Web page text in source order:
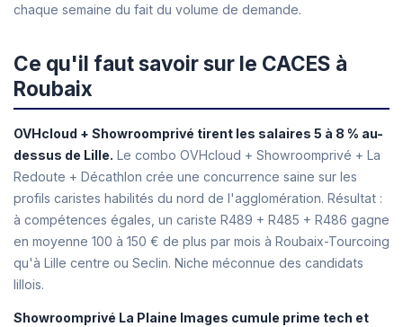
chaque semaine du fait du volume de demande.
Ce qu'il faut savoir sur le CACES à
Roubaix
OVHcloud + Showroomprivé tirent les salaires 5 à 8 % au-
dessus de Lille. Le combo OVHcloud + Showroomprivé + La
Redoute + Décathlon crée une concurrence saine sur les
profils caristes habilités du nord de l'agglomération. Résultat :
à compétences égales, un cariste R489 + R485 + R486 gagne
en moyenne 100 à 150 € de plus par mois à Roubaix-Tourcoing
qu'à Lille centre ou Seclin. Niche méconnue des candidats
lillois.
Showroomprivé La Plaine Images cumule prime tech et